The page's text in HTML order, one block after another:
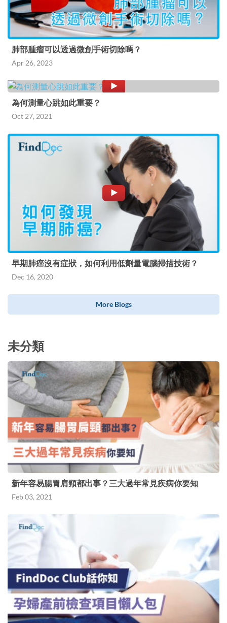
肺部腫瘤可以透過微創手術切除嗎？
Apr 26, 2023
為何測量心跳如此重要？
Oct 27, 2021
早期肺癌沒有症狀，如何利用低劑量電腦掃描技術？
Dec 16, 2020
More Blogs
未分類
新年容易腸胃肩頸都出事？三大過年常見疾病你要知
Feb 03, 2021